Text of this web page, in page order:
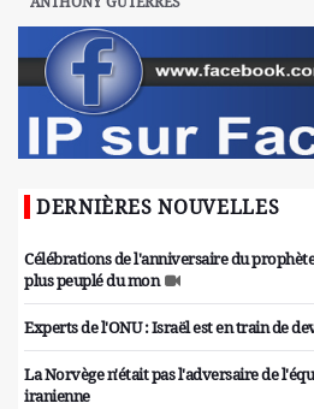
DERNIÈRES NOUVELLES
Célébrations de l'anniversaire du
plus peuplé du mon
Experts de l'ONU : Israël est en train de
La Norvège n'était pas l'adversaire de
iranienne